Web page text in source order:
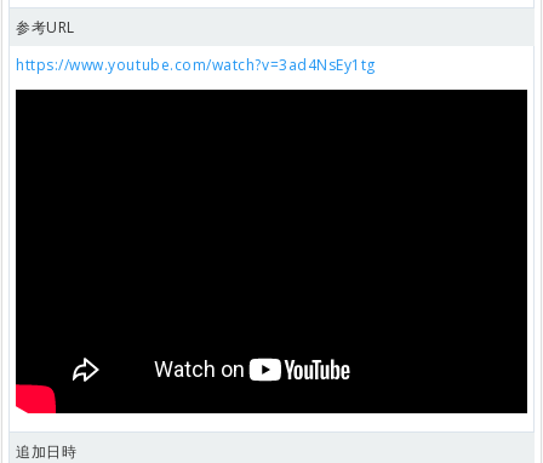
参考URL
https://www.youtube.com/watch?v=3ad4NsEy1tg
追加日時